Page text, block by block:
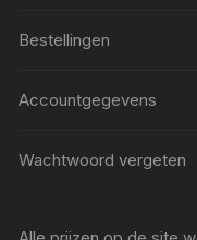
Bestellingen
Accountgegevens
Wachtwoord vergeten